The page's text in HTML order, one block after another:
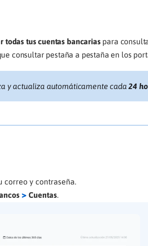
todas tus cuentas bancariaspara
consultar pestaña a pestaña en los
y actualiza automáticamente cada24
correo y contraseña.
>Cuentas.